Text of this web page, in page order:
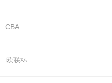
CBA
欧联杯